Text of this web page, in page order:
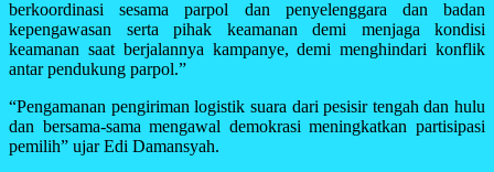
berkoordinasi sesama parpol dan penyelenggara dan badan
kepengawasan serta pihak keamanan demi menjaga kondisi
keamanan saat berjalannya kampanye, demi menghindari konflik
antar pendukung parpol.”
“Pengamanan pengiriman logistik suara dari pesisir tengah dan hulu
dan bersama-sama mengawal demokrasi meningkatkan partisipasi
pemilih” ujar Edi Damansyah.